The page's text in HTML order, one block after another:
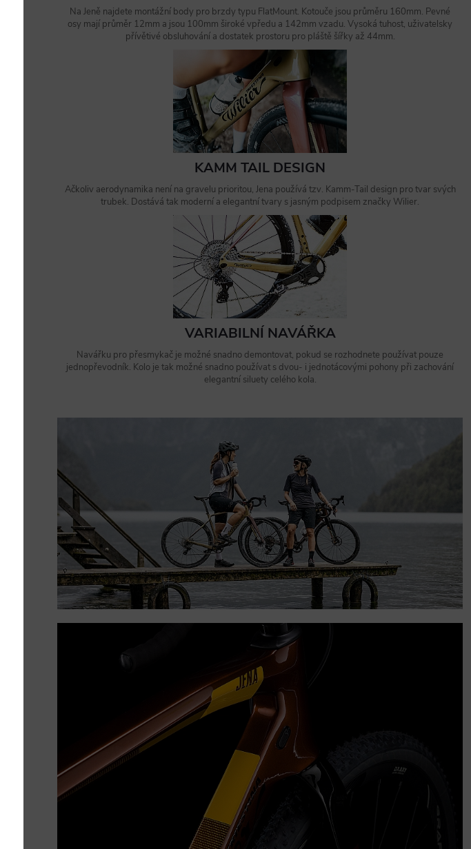
Na Jeně najdete montážní body pro brzdy typu FlatMount. Kotouče jsou průměru 160mm. Pevné
osy mají průměr 12mm a jsou 100mm široké vpředu a 142mm vzadu. Vysoká tuhost, uživatelsky
přívětivé obsluhování a dostatek prostoru pro pláště šířky až 44mm.
KAMM TAIL DESIGN
Ačkoliv aerodynamika není na gravelu prioritou, Jena používá tzv. Kamm-Tail design pro tvar svých
trubek. Dostává tak moderní a elegantní tvary s jasným podpisem značky Wilier.
VARIABILNÍ NAVÁŘKA
Navářku pro přesmykač je možné snadno demontovat, pokud se rozhodnete používat pouze
jednopřevodník. Kolo je tak možné snadno používat s dvou- i jednotácovými pohony při zachování
elegantní siluety celého kola.